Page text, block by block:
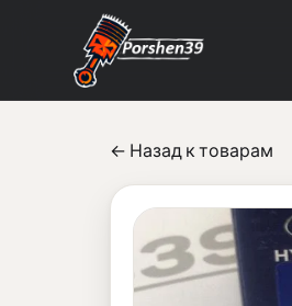
← Назад к товарам